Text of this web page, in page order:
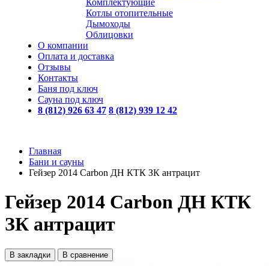
Комплектующие
Котлы отопительные
Дымоходы
Облицовки
О компании
Оплата и доставка
Отзывы
Контакты
Баня под ключ
Сауна под ключ
8 (812) 926 63 47 8 (812) 939 12 42
Главная
Бани и сауны
Гейзер 2014 Carbon ДН КТК ЗК антрацит
Гейзер 2014 Carbon ДН КТК
ЗК антрацит
В закладки В сравнение